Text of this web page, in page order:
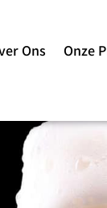
Ons Onze